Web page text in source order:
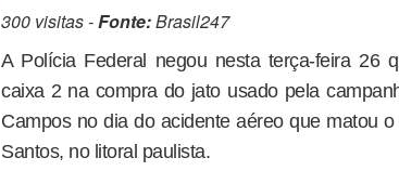
300 visitas -Fonte:Brasil247
A Polícia Federal negou nesta terça-feira 26
caixa 2 na compra do jato usado pela
Campos no dia do acidente aéreo que matou
Santos, no litoral paulista.